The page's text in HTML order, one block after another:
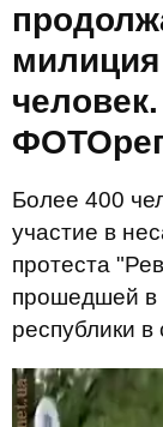
милиция
человек.
Более 400
участие в
протеста
прошедшей в
республики в